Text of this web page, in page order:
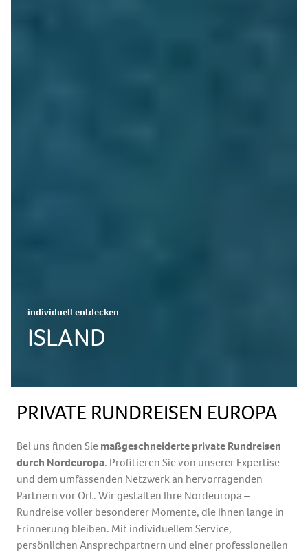
individuell entdecken
ISLAND
PRIVATE RUNDREISEN EUROPA
Bei uns finden Sie maßgeschneiderte private Rundreisen
durch Nordeuropa. Profitieren Sie von unserer Expertise
und dem umfassenden Netzwerk an hervorragenden
Partnern vor Ort. Wir gestalten Ihre Nordeuropa –
Rundreise voller besonderer Momente, die Ihnen lange in
Erinnerung bleiben. Mit individuellem Service,
persönlichen Ansprechpartnern und einer professionellen